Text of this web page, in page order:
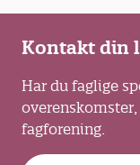
Kontakt din
Har du faglige
fagforening.